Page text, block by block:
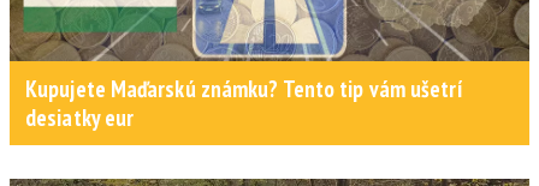
Kupujete Maďarskú známku? Tento tip vám ušetrí
desiatky eur